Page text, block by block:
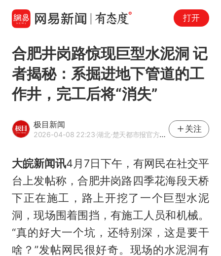
打开
合肥井岗路惊现巨型水泥洞 记
者揭秘：系掘进地下管道的工
作井，完工后将“消失”
极目新闻
2026-04-08 22:23·湖北·楚天都市报官方网易号
关注
大皖新闻讯4月7日下午，有网民在社交平
台上发帖称，合肥井岗路四季花海段天桥
下正在施工，路上开挖了一个巨型水泥
洞，现场围着围挡，有施工人员和机械。
“真的好大一个坑，还特别深，这是要干
啥？”发帖网民很好奇。现场的水泥洞有